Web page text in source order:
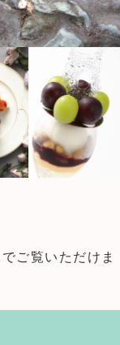
でご覧いただけま